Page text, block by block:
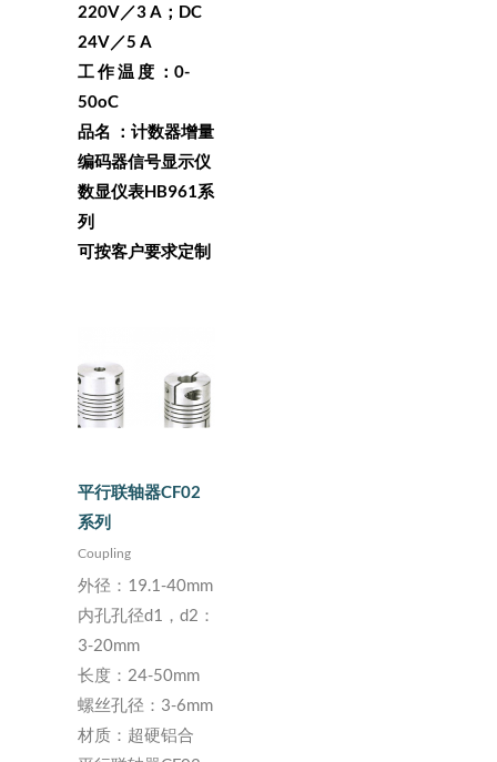
220V／3 A；DC
24V／5 A
工 作 温 度 ：0-
50oC
品名 ：计数器增量
编码器信号显示仪
数显仪表HB961系
列
可按客户要求定制
平行联轴器CF02
系列
Coupling
外径：19.1-40mm
内孔孔径d1，d2：
3-20mm
长度：24-50mm
螺丝孔径：3-6mm
材质：超硬铝合